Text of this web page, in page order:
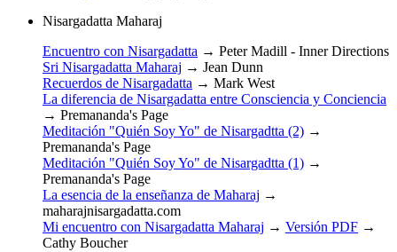
Nisargadatta Maharaj
Encuentro con Nisargadatta → Peter Madill - Inner Directions
Sri Nisargadatta Maharaj → Jean Dunn
Recuerdos de Nisargadatta → Mark West
La diferencia de Nisargadatta entre Consciencia y Conciencia
→ Premananda's Page
Meditación "Quién Soy Yo" de Nisargadtta (2) →
Premananda's Page
Meditación "Quién Soy Yo" de Nisargadtta (1) →
Premananda's Page
La esencia de la enseñanza de Maharaj →
maharajnisargadatta.com
Mi encuentro con Nisargadatta Maharaj → Versión PDF →
Cathy Boucher